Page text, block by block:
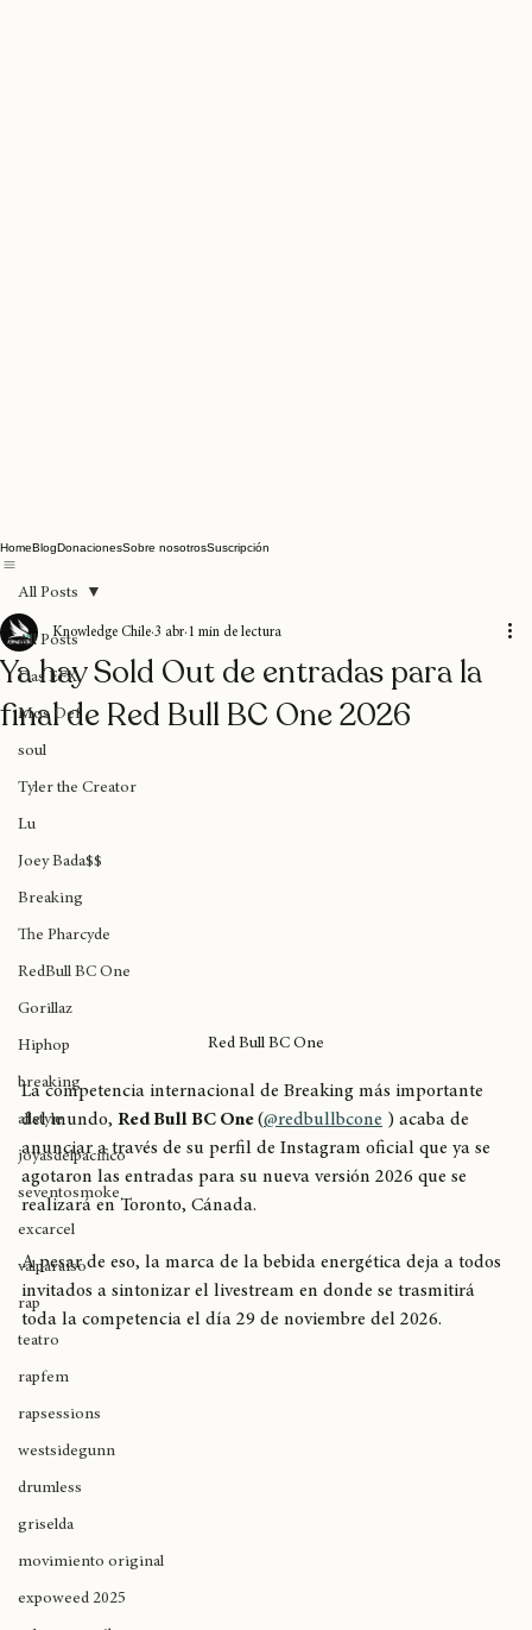
All Posts
Das EFX
Mos Def
soul
Tyler the Creator
Lu
Joey Bada$$
Breaking
The Pharcyde
RedBull BC One
Gorillaz
Hiphop
breaking
allstyle
joyasdelpacífico
seventosmoke
excarcel
valparaíso
teatro
rapsessions
westsidegunn
drumless
movimiento original
expoweed 2025
All Posts
Ya hay Sold Out de entradas para la
final de Red Bull BC One 2026
Knowledge Chile 3 abr 1 min de lectura
La competencia internacional de Breaking más importante
del mundo, Red Bull BC One (@redbullbcone ) acaba de
anunciar a través de su perfil de Instagram oficial que ya se
agotaron las entradas para su nueva versión 2026 que se
realizará en Toronto, Cánada.
A pesar de eso, la marca de la bebida energética deja a todos
invitados a sintonizar el livestream en donde se trasmitirá
toda la competencia el día 29 de noviembre del 2026.